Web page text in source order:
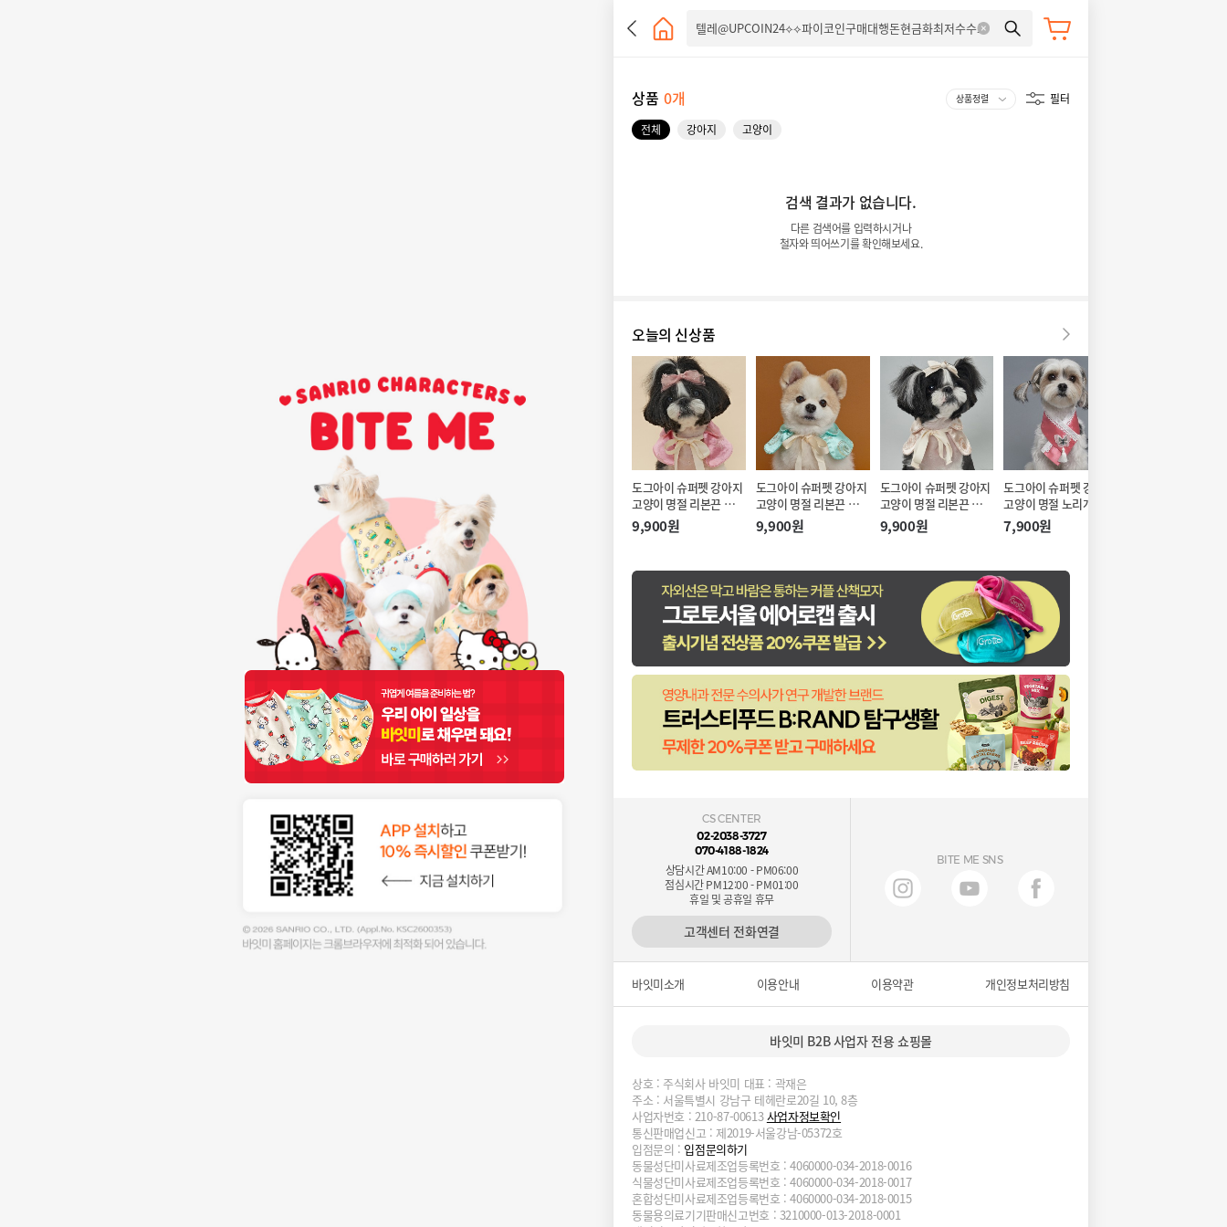
상품 0개
필터
전체
강아지 고양이
검색 결과가 없습니다.
다른 검색어를 입력하시거나
철자와 띄어쓰기를 확인해보세요.
오늘의 신상품
도그아이 슈퍼펫 강아지
고양이 명절 리본끈 한복
케이프 핑크 (M)
9,900원
도그아이 슈퍼펫 강아지
고양이 명절 리본끈 한복
케이프 민트 (M)
9,900원
도그아이 슈퍼펫 강아지
고양이 명절 리본끈 한복
케이프 아이보리 (M)
9,900원
도그아이 슈퍼펫 강아지
고양이 명절 노리개 한복
케이프 코랄핑크 (S-XL)
7,900원
CS CENTER
02-2038-3727
070-4188-1824
상담시간 AM10:00 - PM06:00
점심시간 PM12:00 - PM01:00
휴일 및 공휴일 휴무
고객센터 전화연결
BITE ME SNS
바잇미소개 이용안내 이용약관 개인정보처리방침
바잇미 B2B 사업자 전용 쇼핑몰
상호 : 주식회사 바잇미 대표 : 곽재은
주소 : 서울특별시 강남구 테헤란로20길 10, 8층
사업자번호 : 210-87-00613사업자정보확인
통신판매업신고 : 제2019-서울강남-05372호
입점문의 : 입점문의하기
동물성단미사료제조업등록번호 : 4060000-034-2018-0016
식물성단미사료제조업등록번호 : 4060000-034-2018-0017
혼합성단미사료제조업등록번호 : 4060000-034-2018-0015
동물용의료기기판매신고번호 : 3210000-013-2018-0001